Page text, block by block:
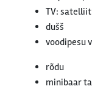
TV: satelliit
dušš
voodipesu
rõdu
minibaar